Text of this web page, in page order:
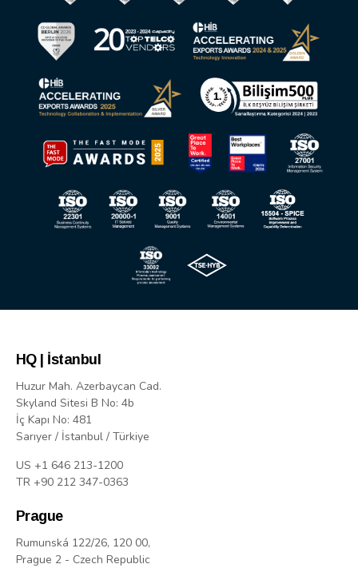
HQ | İstanbul
Huzur Mah. Azerbaycan Cad.
Skyland Sitesi B No: 4b
İç Kapı No: 481
Sarıyer / İstanbul / Türkiye
US +1 646 213-1200
TR +90 212 347-0363
Prague
Rumunská 122/26, 120 00,
Prague 2 - Czech Republic